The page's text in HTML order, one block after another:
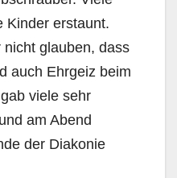
Kinder erstaunt.
glauben, dass
auch Ehrgeiz beim
viele sehr
am Abend
der Diakonie